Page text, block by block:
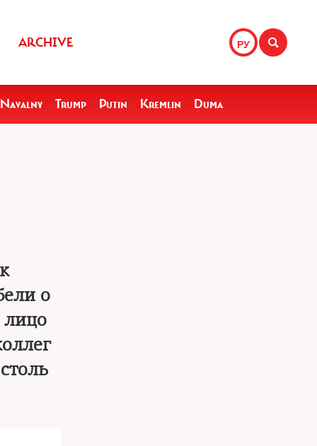
РУ
ARCHIVE
Navalny Trump Putin Kremlin Duma
о
лицо